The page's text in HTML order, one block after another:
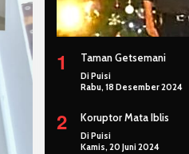
1 Taman Getsemani
Di Puisi
Rabu, 18 Desember 2024
2 Koruptor Mata Iblis
Di Puisi
Kamis, 20 Juni 2024